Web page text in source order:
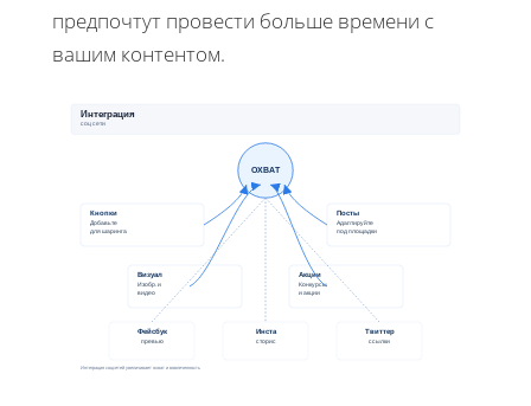
предпочтут провести больше времени с
вашим контентом.
Интеграция
соц сети
ОХВАТ
Кнопки
Добавьте
для шаринга
Посты
Адаптируйте
под площадки
Визуал
Изобр. и
видео
Акции
Конкурсы
и акции
Фейсбук
превью
Инста
сторис
Твиттер
ссылки
Интеграция соцсетей увеличивает охват и вовлеченность